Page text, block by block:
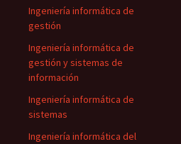
Ingeniería informática de
gestión
Ingeniería informática de
gestión y sistemas de
información
Ingeniería informática de
sistemas
Ingeniería informática del